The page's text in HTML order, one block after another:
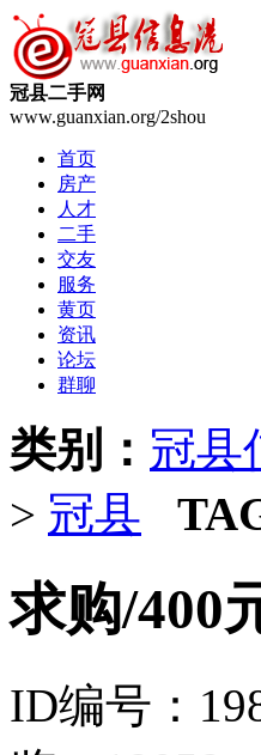
冠县二手网
www.guanxian.org/2shou
首页
房产
人才
二手
交友
服务
黄页
资讯
论坛
群聊
类别： 冠县
> 冠县
求购/400
ID编号：